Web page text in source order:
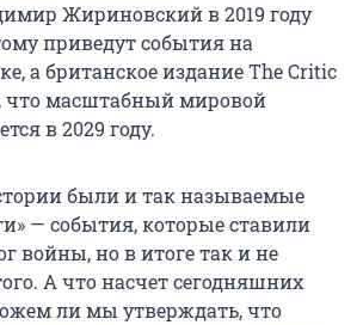
Жириновский в 2019 году
приведут события на
а британское издание The Critic
что масштабный мировой
в 2029 году.
были и так называемые
— события, которые ставили
войны, но в итоге так и не
А что насчет сегодняшних
ли мы утверждать, что